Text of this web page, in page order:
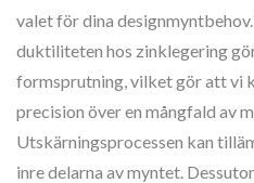
valet för dina
duktiliteten hos zinklegering
formsprutning, vilket gör att vi
precision över en mångfald av
Utskärningsprocessen kan
inre delarna av myntet.